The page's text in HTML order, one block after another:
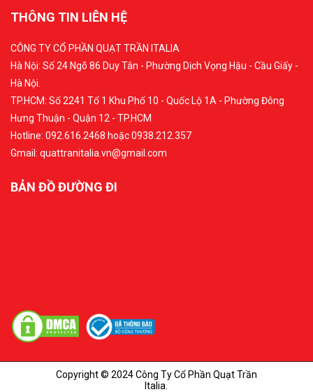
THÔNG TIN LIÊN HỆ
CÔNG TY CỔ PHẦN QUẠT TRẦN ITALIA
Hà Nội: Số 24 Ngõ 86 Duy Tân - Phường Dịch Vọng Hậu - Cầu Giấy -
Hà Nội.
TP.HCM: Số 2241 Tổ 1 Khu Phố 10 - Quốc Lộ 1A - Phường Đông
Hưng Thuận - Quận 12 - TP.HCM
Hotline: 092.616.2468 hoặc 0938.212.357
Gmail: quattranitalia.vn@gmail.com
BẢN ĐỒ ĐƯỜNG ĐI
Copyright © 2024 Công Ty Cổ Phần Quạt Trần
Italia.